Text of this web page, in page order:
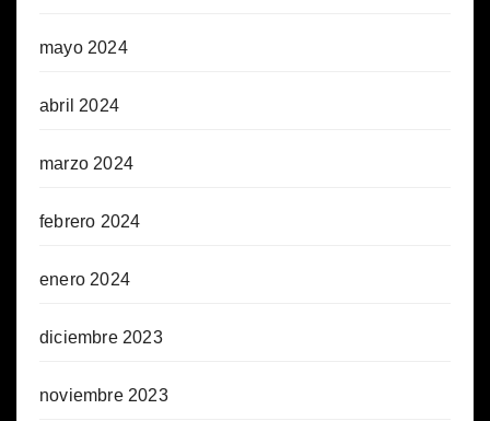
mayo 2024
abril 2024
marzo 2024
febrero 2024
enero 2024
diciembre 2023
noviembre 2023